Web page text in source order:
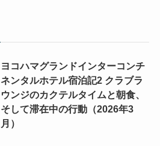
ヨコハマグランドインターコンチ
ネンタルホテル宿泊記2 クラブラ
ウンジのカクテルタイムと朝食、
そして滞在中の行動（2026年3
月）